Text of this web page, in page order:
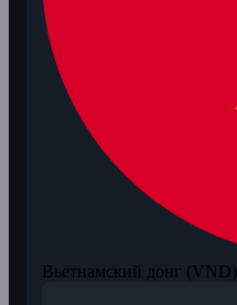
Вьетнамский донг (VND)